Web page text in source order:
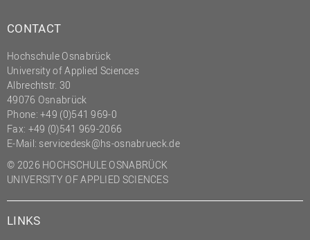
CONTACT
Hochschule Osnabrück
University of Applied Sciences
Albrechtstr. 30
49076 Osnabrück
Phone: +49 (0)541 969-0
Fax: +49 (0)541 969-2066
E-Mail: servicedesk@hs-osnabrueck.de
© 2026 HOCHSCHULE OSNABRÜCK
UNIVERSITY OF APPLIED SCIENCES
LINKS